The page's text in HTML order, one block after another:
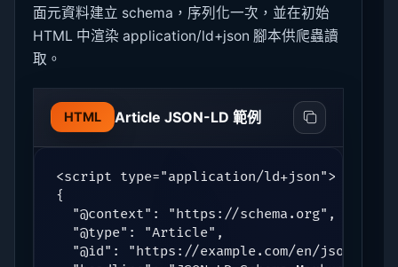
面元資料建立 schema，序列化一次，並在初始
HTML 中渲染 application/ld+json 腳本供爬蟲讀
取。
HTML Article JSON-LD 範例
<script type="application/ld+json">
{
  "@context": "https://schema.org",
  "@type": "Article",
"@id": "https://example.com/en/json-ld-